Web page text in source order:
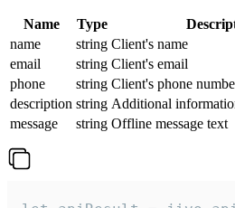
Name Type
name
string Client's name
email
string Client's email
phone
string Client's phone
description string Additional
message
string Offline message text